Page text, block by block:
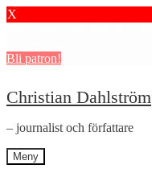
X
Bli patron!
Hoppa
till
navigering
Hoppa
till
innehåll
Christian Dahlström
– journalist och författare
Meny